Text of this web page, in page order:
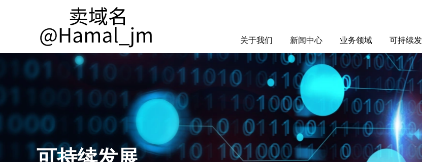
关于我们
集团介绍
全球布局
发展历程
资源资质
联系我们
新闻中心
yabo.com南京玛
瑞丝塔化妆品贸
易有限公司新闻
媒体聚焦
业务领域
智能电网
智慧能源
智慧城市
可持续
ESG报告
招标信息